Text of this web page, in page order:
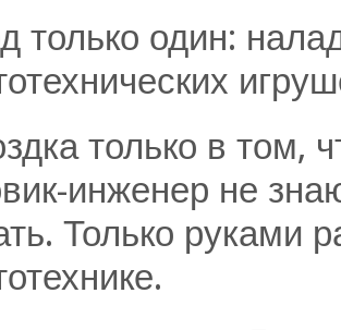
только один:
только в том,
инженер не
Только руками